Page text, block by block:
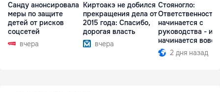
Санду анонсировала
меры по защите
детей от рисков
соцсетей
вчера
Киртоакэ не добился
прекращения дела от
2015 года: Спасибо,
дорогая власть
вчера
Стояногло:
Ответственность
начинается с
руководства -
начинается вовсе
2 дня назад